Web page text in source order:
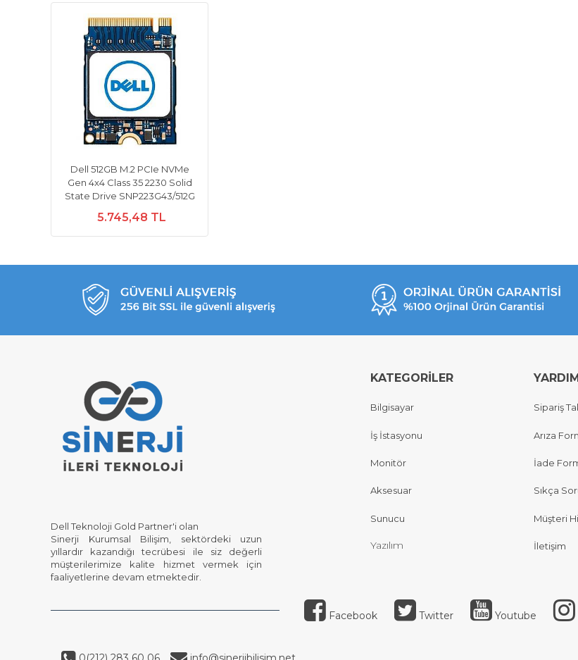
Dell 512GB M.2 PCIe NVMe
Gen 4x4 Class 35 2230 Solid
State Drive SNP223G43/512G
5.745,48 TL
Dell Teknoloji Gold Partner'i olan
Sinerji Kurumsal Bilişim, sektördeki uzun
yıllardır kazandığı tecrübesi ile siz değerli
müşterilerimize kalite hizmet vermek için
faaliyetlerine devam etmektedir.
KATEGORİLER
Bilgisayar
İş İstasyonu
Monitör
Aksesuar
Sunucu
Yazılım
Sipariş
Arıza
İade
Sıkça
Müşteri
İletişim
Facebook Twitter Youtube